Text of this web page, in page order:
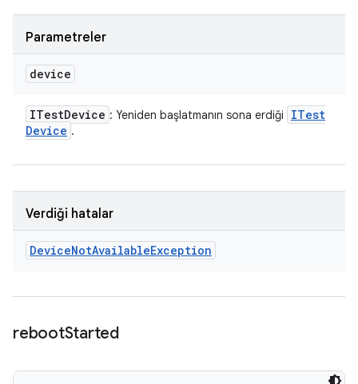
Parametreler
device
ITestDevice : Yeniden başlatmanın sona erdiği
ITest
Device .
Verdiği hatalar
DeviceNotAvailableException
rebootStarted